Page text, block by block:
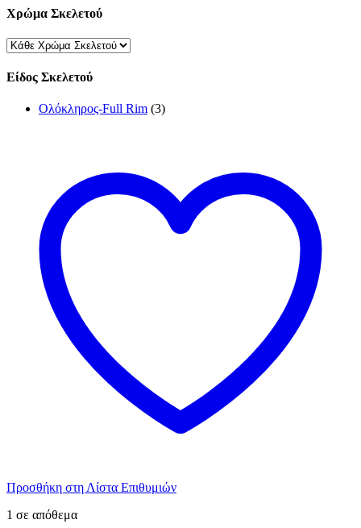
Χρώμα Σκελετού
Είδος Σκελετού
Ολόκληρος-Full Rim (3)
Προσθήκη στη Λίστα Επιθυμιών
1 σε απόθεμα